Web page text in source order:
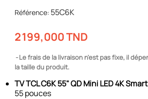
Référence: 55C6K
2 199,000 TND
Le frais de la livraison n'est pas fixe, il
la taille du produit.
TV TCL C6K 55" QD Mini LED 4K
55 pouces